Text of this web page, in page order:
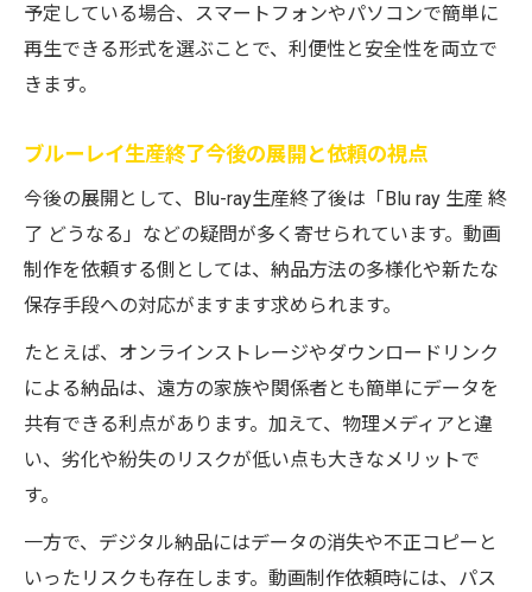
予定している場合、スマートフォンやパソコンで簡単に
再生できる形式を選ぶことで、利便性と安全性を両立で
きます。
ブルーレイ生産終了今後の展開と依頼の視点
今後の展開として、Blu-ray生産終了後は「Blu ray 生産 終
了 どうなる」などの疑問が多く寄せられています。動画
制作を依頼する側としては、納品方法の多様化や新たな
保存手段への対応がますます求められます。
たとえば、オンラインストレージやダウンロードリンク
による納品は、遠方の家族や関係者とも簡単にデータを
共有できる利点があります。加えて、物理メディアと違
い、劣化や紛失のリスクが低い点も大きなメリットで
す。
一方で、デジタル納品にはデータの消失や不正コピーと
いったリスクも存在します。動画制作依頼時には、パス